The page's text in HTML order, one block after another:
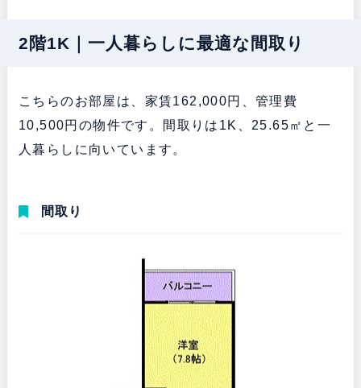
2階1K｜一人暮らしに最適な間取り
こちらのお部屋は、家賃162,000円、管理費
10,500円の物件です。間取りは1K、25.65㎡と一
人暮らしに向いています。
間取り